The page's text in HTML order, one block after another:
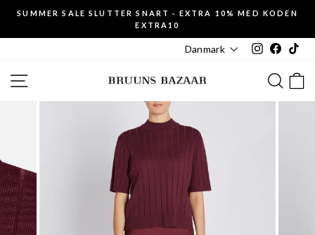
indhold
Pause
slideshow
SUMMER SALE SLUTTER SNART · EXTRA 10% MED KODEN
EXTRA10
Danmark Instagram
SIDE NAVIGATION SØG